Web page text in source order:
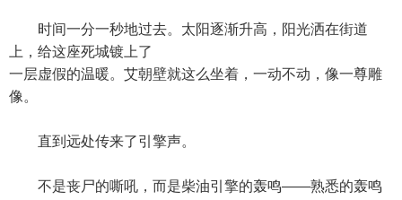
时间一分一秒地过去。太阳逐渐升高，阳光洒在街道
上，给这座死城镀上了
一层虚假的温暖。艾朝壁就这么坐着，一动不动，像一尊雕
像。
直到远处传来了引擎声。
不是丧尸的嘶吼，而是柴油引擎的轰鸣——熟悉的轰鸣